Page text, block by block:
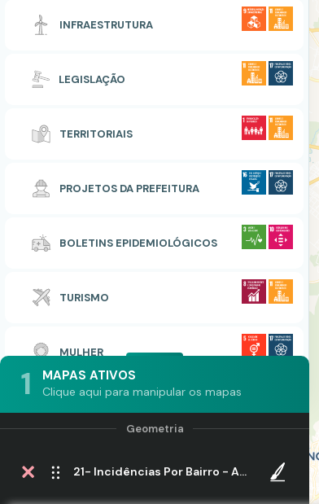
INFRAESTRUTURA
LEGISLAÇÃO
TERRITORIAIS
PROJETOS DA PREFEITURA
BOLETINS EPIDEMIOLÓGICOS
TURISMO
MULHER
1 MAPAS ATIVOS
Clique aqui para manipular os mapas
21- Incidências Por Bairro - Ano 2021 - 36ª Semana Epidemiológica